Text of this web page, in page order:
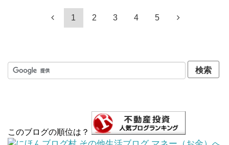
1 2 3 4 5
このブログの順位は？